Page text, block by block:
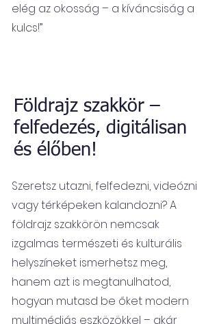
elég az okosság – a kíváncsiság a
kulcs!”
Földrajz szakkör –
felfedezés, digitálisan
és élőben!
Szeretsz utazni, felfedezni, videózni
vagy térképeken kalandozni? A
földrajz szakkörön nemcsak
izgalmas természeti és kulturális
helyszíneket ismerhetsz meg,
hanem azt is megtanulhatod,
hogyan mutasd be őket modern
multimédiás eszközökkel – akár